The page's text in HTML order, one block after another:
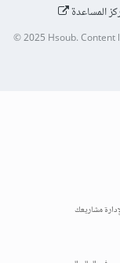
المساعدة
© 2025Hsoub.